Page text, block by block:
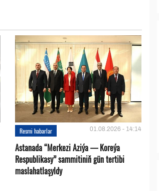
Resmi habarlar 01.08.2026 - 14:14
Astanada “Merkezi Aziýa — Koreýa
Respublikasy” sammitiniň gün tertibi
maslahatlaşyldy